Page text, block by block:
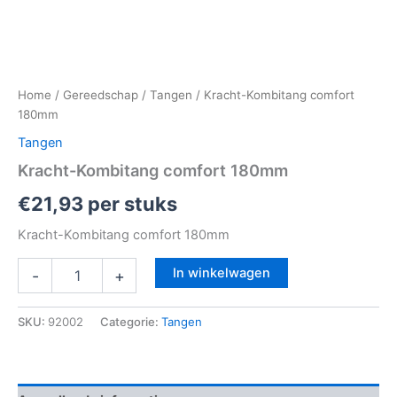
Home / Gereedschap / Tangen / Kracht-Kombitang comfort
180mm
Tangen
Kracht-Kombitang comfort 180mm
€21,93 per stuks
Kracht-Kombitang comfort 180mm
- + In winkelwagen
SKU: 92002 Categorie: Tangen